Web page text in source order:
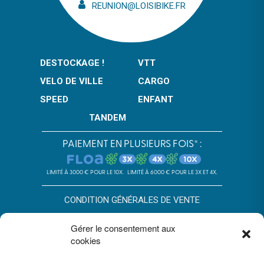
Gérer le consentement aux
cookies
REUNION@LOISIBIKE.FR
DESTOCKAGE !
VTT
VELO DE VILLE
CARGO
SPEED
ENFANT
TANDEM
PAIEMENT EN PLUSIEURS FOIS* :
LIMITÉ À 3000 € POUR LE 10X. LIMITÉ À 6000 € POUR LE 3X ET 4X.
CONDITION GÉNÉRALES DE VENTE
*SOUS RÉSERVE D’ACCEPTATION DU DOSSIER PAR FLOA. SA AU